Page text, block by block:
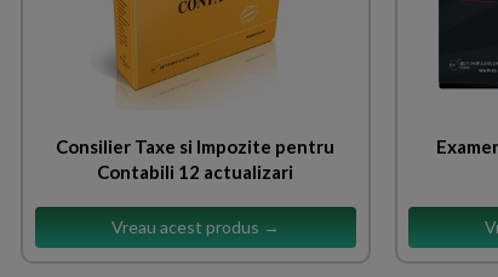
Consilier Taxe si Impozite pentru
Contabili 12 actualizari
Vreau acest produs →